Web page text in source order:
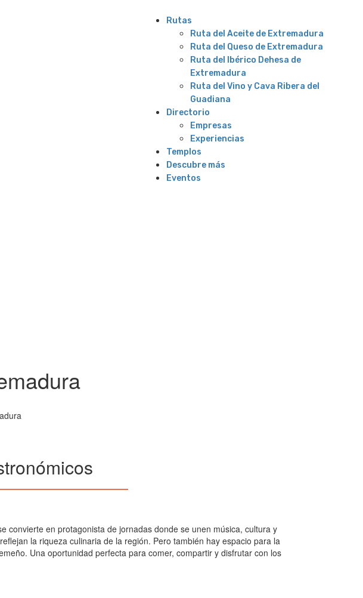
Rutas
Ruta del Aceite de Extremadura
Ruta del Queso de Extremadura
Ruta del Ibérico Dehesa de
Extremadura
Ruta del Vino y Cava Ribera del
Guadiana
Directorio
Empresas
Experiencias
Templos
Descubre más
Eventos
convierte en protagonista de jornadas donde se unen música, cultura y
la riqueza culinaria de la región. Pero también hay espacio para la
Una oportunidad perfecta para comer, compartir y disfrutar con los